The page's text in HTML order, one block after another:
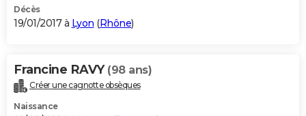
Décès
19/01/2017 à Lyon (Rhône)
Francine RAVY (98 ans)
Créer une cagnotte obsèques
Naissance